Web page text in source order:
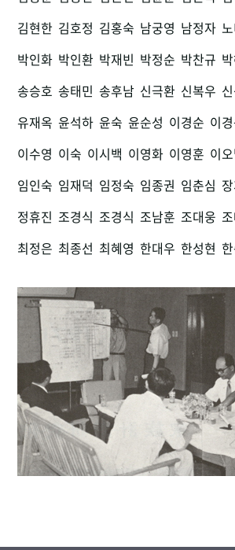
김현한 김호정 김홍숙 남궁영 남정자
박인화 박인환 박재빈 박정순 박찬규
송승호 송태민 송후남 신극환 신복우
유재옥 윤석하 윤숙 윤순성 이경순 이
이수영 이숙 이시백 이영화 이영훈 이
임인숙 임재덕 임정숙 임종권 임춘심
정휴진 조경식 조경식 조남훈 조대웅
최정은 최종선 최혜영 한대우 한성현